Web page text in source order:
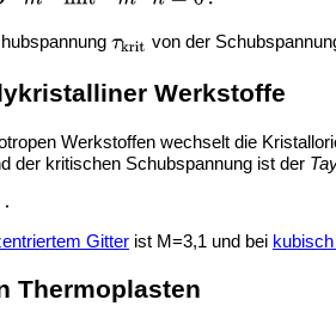
von der
Werkstoffe
Werkstoffen wechselt die
der kritischen Schubspannung ist der
Gitterist M=3,1 und bei
Thermoplasten